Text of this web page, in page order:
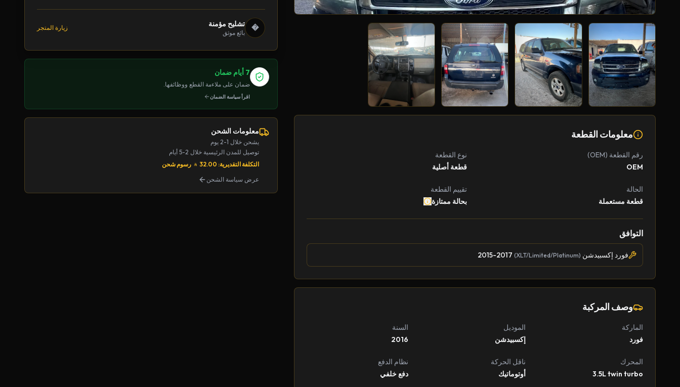
معلومات القطعة
رقم القطعة (OEM)
OEM
نوع القطعة
قطعة أصلية
الحالة
قطعة مستعملة
تقييم القطعة
بحالة ممتازة
التوافق
فورد إكسبيدشن (XLT/Limited/Platinum)
وصف المركبة
الماركة
فورد
الموديل
إكسبيدشن
السنة
2016
المحرك
3.5L twin turbo
ناقل الحركة
أوتوماتيك
نظام الدفع
دفع خلفي
� تشليح مؤمنة
بائع موثق
زيارة المتجر
7 أيام ضمان
ضمان على ملاءمة القطع ووظائفها.
اقرأ سياسة الضمان
معلومات الشحن
يشحن خلال 1-2 يوم
توصيل للمدن الرئيسية خلال 2-5 أيام
التكلفة التقديرية: 32.00
رسوم شحن
عرض سياسة الشحن